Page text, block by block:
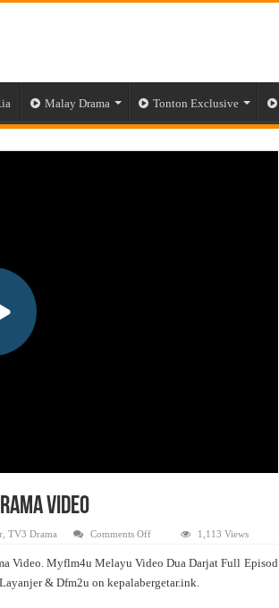
Malay Drama Tonton Exclusive
Video
, TV3 Drama Comments Offon
Live
12
1,113 Views
Video. Myflm4u Melayu Video Dua Darjat Full Episod
& Dfm2u on kepalabergetar.ink.